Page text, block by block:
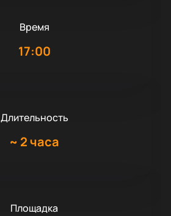
Время
17:00
Длительность
~ 2 часа
Площадка